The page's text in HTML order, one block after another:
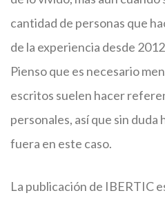
cantidad de personas que
de la experiencia desde
Pienso que es necesario
escritos suelen hacer
personales, así que sin
fuera en este caso.
La publicación de IBERTIC